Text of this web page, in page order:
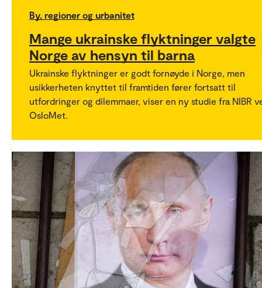
By, regioner og urbanitet
Mange ukrainske flyktninger valgte
Norge av hensyn til barna
Ukrainske flyktninger er godt fornøyde i Norge, men
usikkerheten knyttet til framtiden fører fortsatt til
utfordringer og dilemmaer, viser en ny studie fra NIBR
OsloMet.